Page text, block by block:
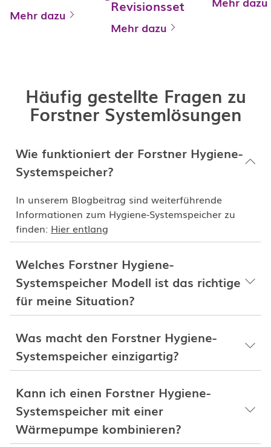
Mehr dazu Revisionsset
Mehr dazu
Häufig gestellte Fragen zu
Forstner Systemlösungen
Wie funktioniert der Forstner Hygiene-
Systemspeicher?
In unserem Blogbeitrag sind weiterführende
Informationen zum Hygiene-Systemspeicher zu
finden: Hier entlang
Welches Forstner Hygiene-
Systemspeicher Modell ist das richtige
für meine Situation?
Was macht den Forstner Hygiene-
Systemspeicher einzigartig?
Kann ich einen Forstner Hygiene-
Systemspeicher mit einer
Wärmepumpe kombinieren?